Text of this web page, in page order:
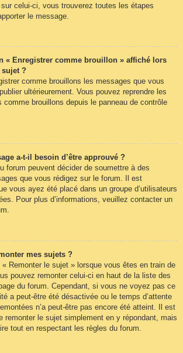
celui-ci, vous trouverez toutes les étapes
le message.
« Enregistrer comme brouillon » affiché lors
sujet ?
comme brouillons les messages que vous
ultérieurement. Vous pouvez reprendre les
comme brouillons depuis le panneau de contrôle
a-t-il besoin d’être approuvé ?
forum peuvent décider de soumettre à des
que vous rédigez sur le forum. Il est
vous ayez été placé dans un groupe d’utilisateurs
Pour plus d’informations, veuillez contacter un
mes sujets ?
Remonter le sujet » lorsque vous êtes en train de
pouvez remonter celui-ci en haut de la liste des
du forum. Cependant, si vous ne voyez pas ce
a peut-être été désactivée ou le temps d’attente
n’a peut-être pas encore été atteint. Il est
remonter le sujet simplement en y répondant, mais
tout en respectant les règles du forum.